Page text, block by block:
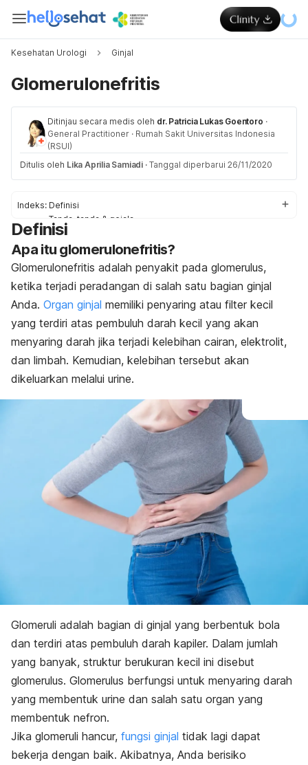
Kesehatan Urologi Ginjal
Glomerulonefritis
Ditinjau secara medis oleh dr. Patricia Lukas Goentoro ·
General Practitioner · Rumah Sakit Universitas Indonesia
(RSUI)
Ditulis oleh Lika Aprilia Samiadi · Tanggal diperbarui 26/11/2020
Indeks: Definisi
Tanda-tanda & gejala
Penyebab
Faktor-faktor risiko
Diagnosis dan pengobatan
Pengobatan di rumah
Komplikasi
Definisi
Apa itu glomerulonefritis?
Glomerulonefritis adalah penyakit pada glomerulus,
ketika terjadi peradangan di salah satu bagian ginjal
Anda. Organ ginjal memiliki penyaring atau filter kecil
yang terdiri atas pembuluh darah kecil yang akan
menyaring darah jika terjadi kelebihan cairan, elektrolit,
dan limbah. Kemudian, kelebihan tersebut akan
dikeluarkan melalui urine.
Glomeruli adalah bagian di ginjal yang berbentuk bola
dan terdiri atas pembuluh darah kapiler. Dalam jumlah
yang banyak, struktur berukuran kecil ini disebut
glomerulus. Glomerulus berfungsi untuk menyaring darah
yang membentuk urine dan salah satu organ yang
membentuk nefron.
Jika glomeruli hancur, fungsi ginjal tidak lagi dapat
bekerja dengan baik. Akibatnya, Anda berisiko